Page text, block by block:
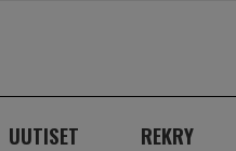
UUTISET REKRY